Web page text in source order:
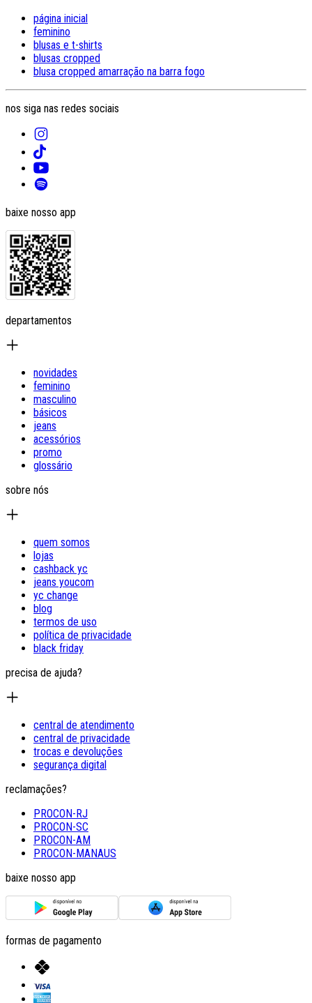
página inicial
feminino
blusas e t-shirts
blusas cropped
blusa cropped amarração na barra fogo
nos siga nas redes sociais
baixe nosso app
departamentos
novidades
feminino
masculino
básicos
jeans
acessórios
promo
glossário
sobre nós
quem somos
lojas
cashback yc
jeans youcom
yc change
blog
termos de uso
política de privacidade
black friday
precisa de ajuda?
central de atendimento
central de privacidade
trocas e devoluções
segurança digital
reclamações?
PROCON-RJ
PROCON-SC
PROCON-AM
PROCON-MANAUS
baixe nosso app
formas de pagamento